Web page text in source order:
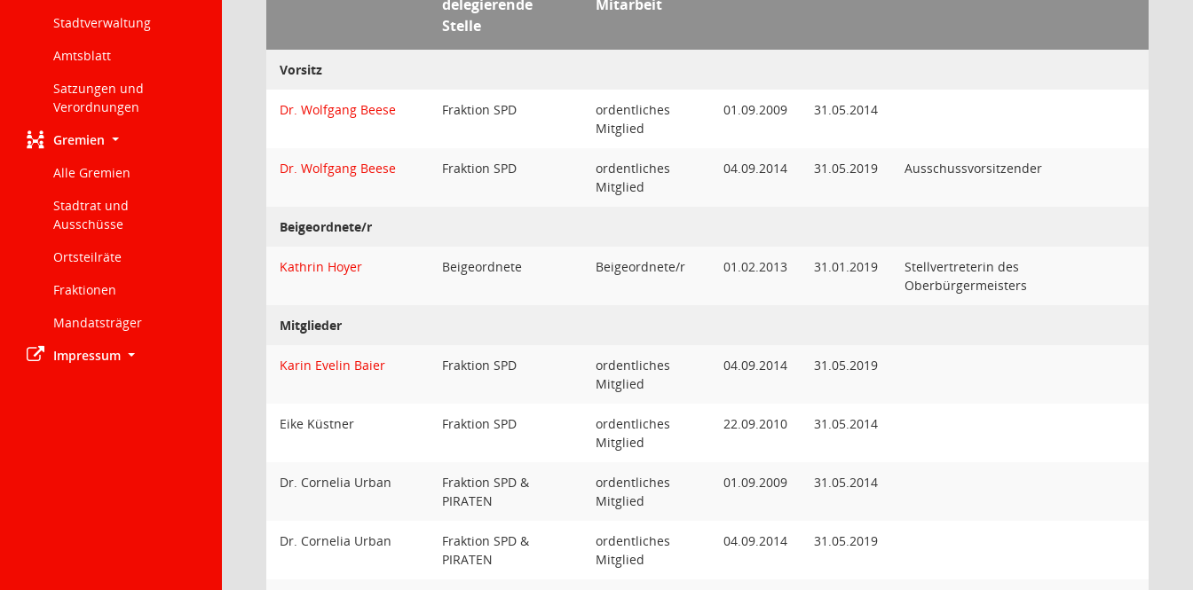
Stadtverwaltung
Amtsblatt
Satzungen und
Verordnungen
Gremien
Alle Gremien
Stadtrat und
Ausschüsse
Ortsteilräte
Fraktionen
Mandatsträger
Impressum
delegierende
Stelle
Mitarbeit
Vorsitz
Dr. Wolfgang Beese Fraktion SPD
ordentliches
Mitglied
01.09.2009 31.05.2014
Dr. Wolfgang Beese Fraktion SPD
ordentliches
Mitglied
04.09.2014 31.05.2019 Ausschussvorsitzender
Beigeordnete/r
Kathrin Hoyer Beigeordnete Beigeordnete/r 01.02.2013 31.01.2019
Stellvertreterin des
Oberbürgermeisters
Mitglieder
Karin Evelin Baier Fraktion SPD
ordentliches
Mitglied
04.09.2014 31.05.2019
Eike Küstner Fraktion SPD
ordentliches
Mitglied
22.09.2010 31.05.2014
Dr. Cornelia Urban
Fraktion SPD &
PIRATEN
ordentliches
Mitglied
01.09.2009 31.05.2014
Dr. Cornelia Urban
Fraktion SPD &
PIRATEN
ordentliches
Mitglied
04.09.2014 31.05.2019